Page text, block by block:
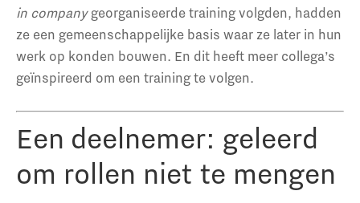
in companygeorganiseerde training volgden, hadden
ze een gemeenschappelijke basis waar ze later in hun
werk op konden bouwen. En dit heeft meer collega’s
geïnspireerd om een training te volgen.
Een deelnemer: geleerd
om rollen niet te mengen